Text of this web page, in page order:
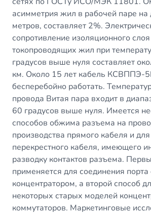
асимметрия жил в рабочей паре на
метров, составляет 2%.
сопротивление изоляционного слоя
токопроводящих жил при
градусов выше нуля составляет
км. Около 15 лет кабель КСВППЭ-
бесперебойно работать.
провода Витая пара входит в
60 градусов выше нуля. Имеется
способов обжима разъема на
производства прямого кабеля и
перекрестного кабеля, имеющего
разводку контактов разъема.
применяется для соединения порта
концентратором, а второй способ
некоторых старых моделей
коммутаторов. Маркетинговые